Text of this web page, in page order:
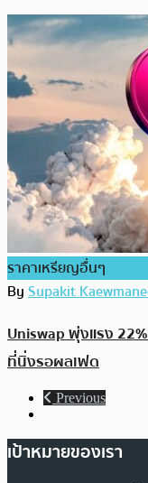
ราคาเหรียญอื่นๆ
BySupakit
Uniswap พุ่งแรง
ที่นิ่งรอผลเฟด
Previous
เป้าหมายของเรา